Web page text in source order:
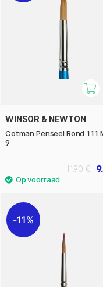
WINSOR & NEWTON
Cotman Penseel Rond 111
9
11.90 €
11%